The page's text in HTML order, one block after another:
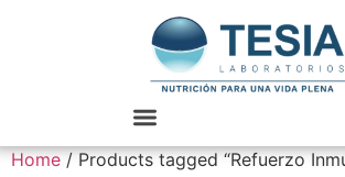
Home/ Products tagged “Refuerzo